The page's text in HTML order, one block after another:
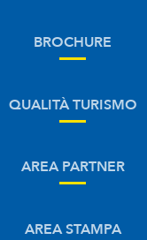
BROCHURE
QUALITÀ TURISMO
AREA PARTNER
AREA STAMPA